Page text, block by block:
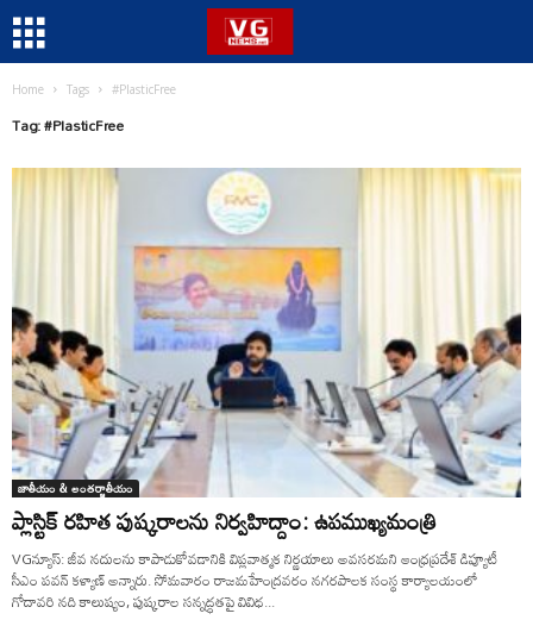
Home Tags #PlasticFree
Tag: #PlasticFree
జాతీయం & అంతర్జాతీయం
ప్లాస్టిక్ రహిత పుష్కరాలను నిర్వహిద్దాం: ఉపముఖ్యమంత్రి
VGన్యూస్: జీవ నదులను కాపాడుకోవడానికి విప్లవాత్మక నిర్ణయాలు అవసరమని ఆంధ్రప్రదేశ్ డిప్యూటీ
సీఎం పవన్ కళ్యాణ్ అన్నారు. సోమవారం రాజమహేంద్రవరం నగరపాలక సంస్థ కార్యాలయంలో
గోదావరి నది కాలుష్యం, పుష్కరాల సన్నద్ధతపై వివిధ...